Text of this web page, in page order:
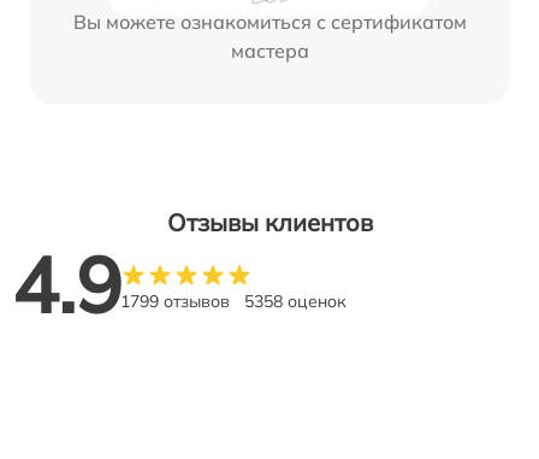
Вы можете ознакомиться с сертификатом
мастера
Отзывы клиентов
4.91799 отзывов 5358 оценок